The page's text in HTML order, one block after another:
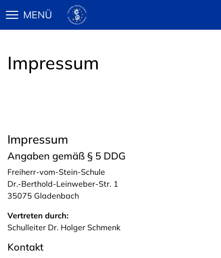
Impressum
Impressum
Angaben gemäß § 5 DDG
Freiherr-vom-Stein-Schule
Dr.-Berthold-Leinweber-Str. 1
35075 Gladenbach
Vertreten durch:
Schulleiter Dr. Holger Schmenk
Kontakt